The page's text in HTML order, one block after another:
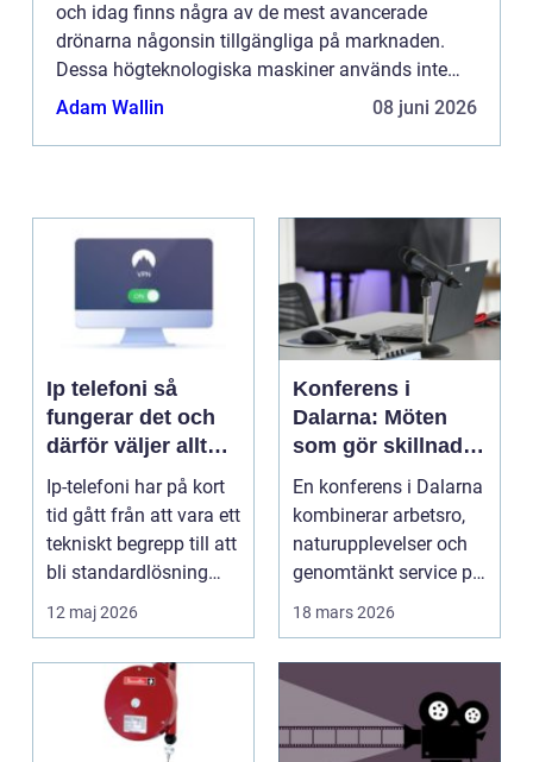
och idag finns några av de mest avancerade
drönarna någonsin tillgängliga på marknaden.
Dessa högteknologiska maskiner används inte
bara för hobbyflygni...
Adam Wallin 08 juni 2026
Ip telefoni så
fungerar det och
därför väljer allt
fler företag att byta
Ip-telefoni har på kort
tid gått från att vara ett
tekniskt begrepp till att
bli standardlösning
för...
12 maj 2026
Konferens i
Dalarna: Möten
som gör skillnad i
hjärtat av sverige
En konferens i Dalarna
kombinerar arbetsro,
naturupplevelser och
genomtänkt service på
et...
18 mars 2026